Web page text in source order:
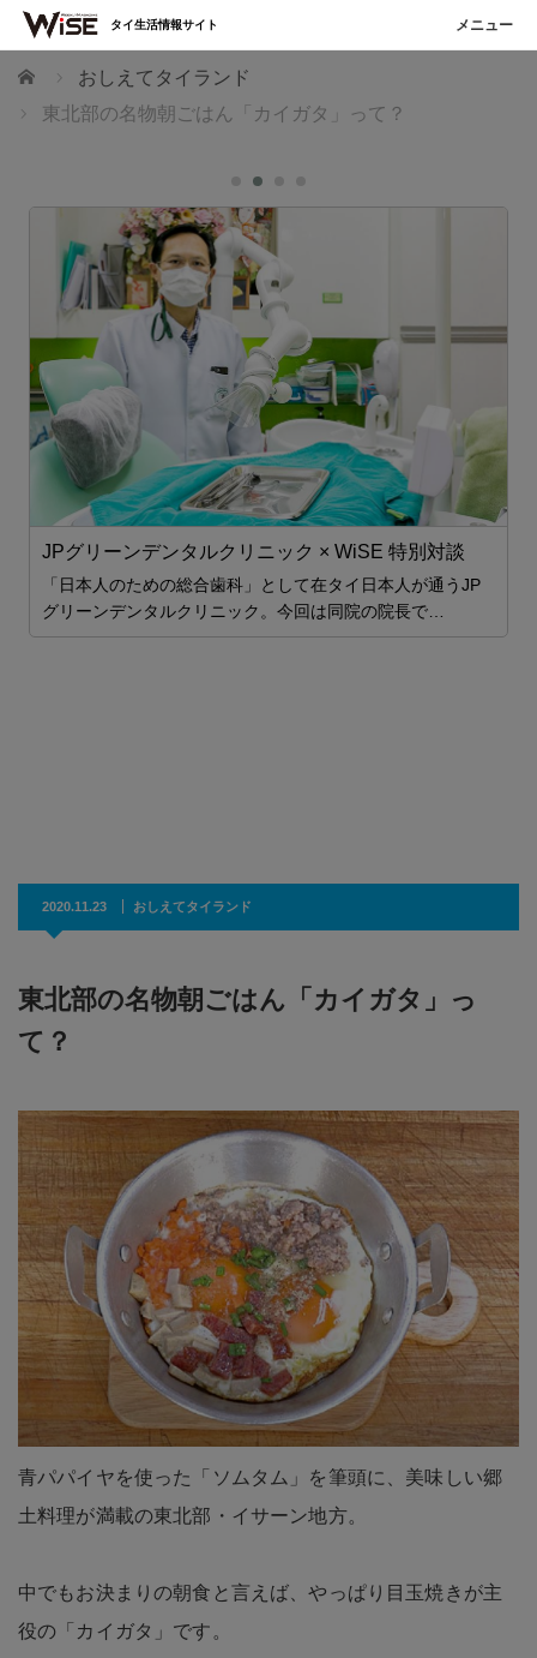
ホーム
おしえてタイランド
東北部の名物朝ごはん「カイガタ」って？
JPグリーンデンタルクリニック × WiSE 特別対談
「日本人のための総合歯科」として在タイ日本人が通うJP
グリーンデンタルクリニック。今回は同院の院長で…
2020.11.23 おしえてタイランド
東北部の名物朝ごはん「カイガタ」っ
て？
青パパイヤを使った「ソムタム」を筆頭に、美味しい郷
土料理が満載の東北部・イサーン地方。
中でもお決まりの朝食と言えば、やっぱり目玉焼きが主
役の「カイガタ」です。
タイ生活情報サイト